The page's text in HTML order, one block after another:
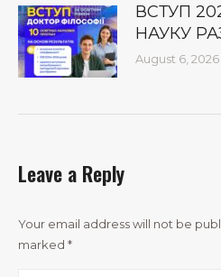
ВСТУП
НАУКУ
August 6, 2026
Leave a Reply
Your email address will not be
marked *